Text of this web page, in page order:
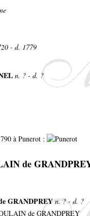
- d. 1779
n. ? - d. ?
à Punerot :
de
GRANDPREYn. ? - d. ?